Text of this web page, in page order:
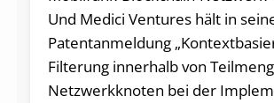
Und Medici Ventures hält in
Patentanmeldung
Filterung innerhalb von
Netzwerkknoten bei der